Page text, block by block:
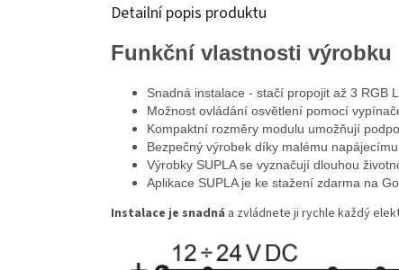
Detailní popis produktu
Funkční vlastnosti výrobku
Snadná instalace - stačí propojit až 3 RGB
Možnost ovládání osvětlení pomocí
Kompaktní rozměry modulu umožňují
Bezpečný výrobek díky malému
Výrobky SUPLA se vyznačují dlouhou
Aplikace SUPLA je ke stažení zdarma na
Instalace je snadná a zvládnete ji rychle každý